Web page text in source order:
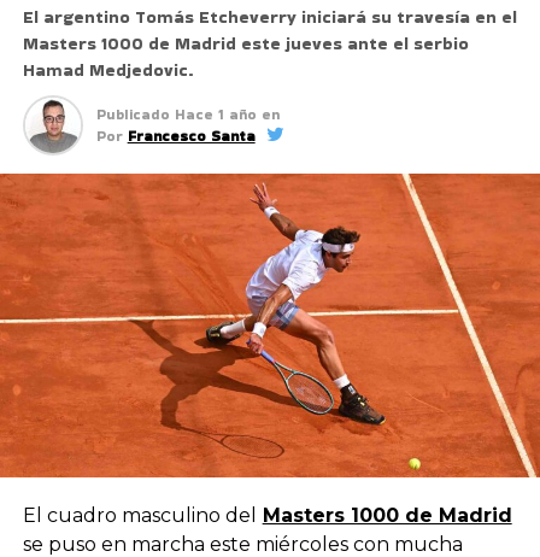
El argentino Tomás Etcheverry iniciará su travesía en el
Masters 1000 de Madrid este jueves ante el serbio
Hamad Medjedovic.
Publicado Hace 1 año en
Por Francesco Santa
El cuadro masculino del
Masters 1000 de Madrid
se puso en marcha este miércoles con mucha